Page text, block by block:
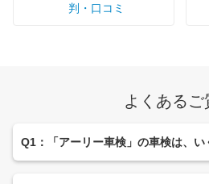
判・口コミ
よくあるご
Q1：「アーリー車検」の車検は、い